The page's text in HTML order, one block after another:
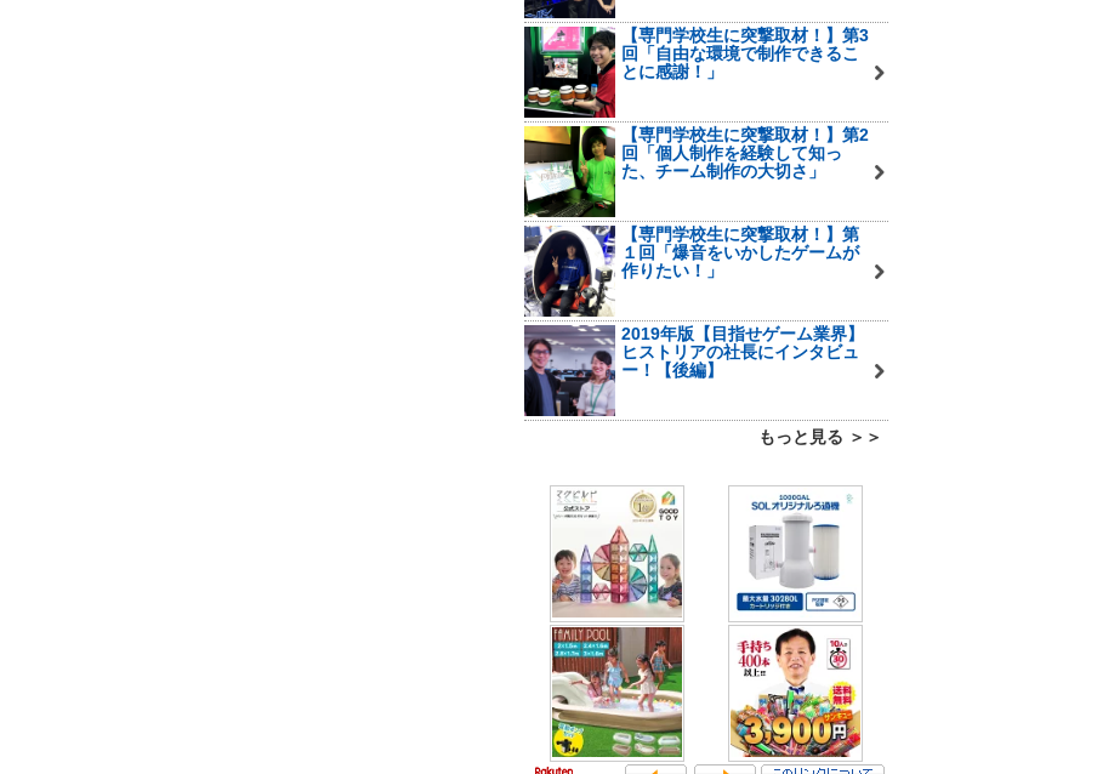
【専門学校生に突撃取材！】第3
回「自由な環境で制作できるこ
とに感謝！」
【専門学校生に突撃取材！】第2
回「個人制作を経験して知っ
た、チーム制作の大切さ」
【専門学校生に突撃取材！】第
１回「爆音をいかしたゲームが
作りたい！」
2019年版【目指せゲーム業界】
ヒストリアの社長にインタビュ
ー！【後編】
もっと見る ＞＞